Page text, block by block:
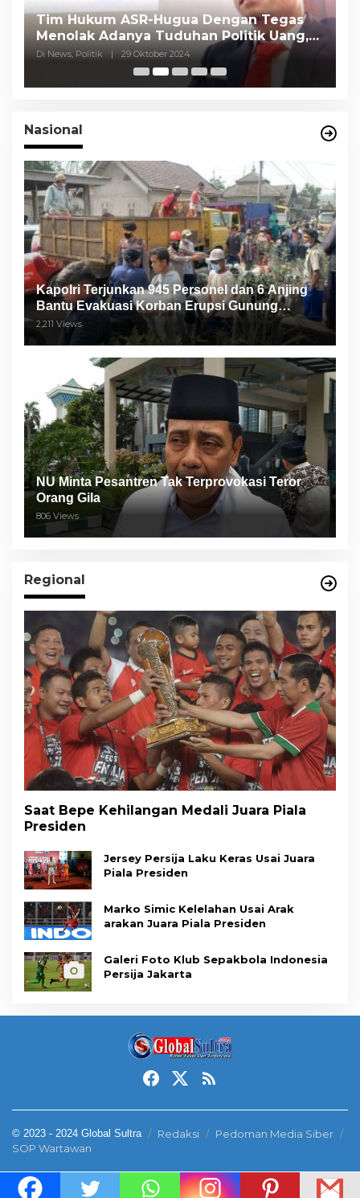
Tim Hukum ASR-Hugua Dengan Tegas
Menolak Adanya Tuduhan Politik Uang,
Pasar Murah Tidak Dilaksanakan Oleh
Di News, Politik | 29 Oktober 2024
Nasional
Kapolri Terjunkan 945 Personel dan 6 Anjing
Bantu Evakuasi Korban Erupsi Gunung
Semeru
2,211 Views
NU Minta Pesantren Tak Terprovokasi Teror
Orang Gila
806 Views
Regional
Saat Bepe Kehilangan Medali Juara Piala
Presiden
Jersey Persija Laku Keras Usai Juara
Piala Presiden
Marko Simic Kelelahan Usai Arak
arakan Juara Piala Presiden
Galeri Foto Klub Sepakbola Indonesia
Persija Jakarta
© 2023 - 2024 Global Sultra Redaksi
Pedoman Media Siber
SOP Wartawan